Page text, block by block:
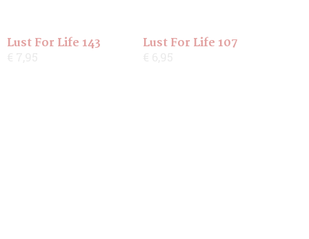
Lust For Life 143 Lust For Life 107